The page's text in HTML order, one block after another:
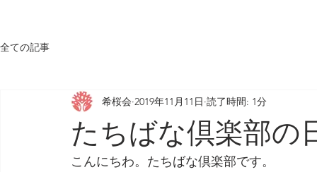
全ての記事
たちばな倶楽部の
希桜会 2019年11月11日 読了時間: 1分
こんにちわ。たちばな倶楽部です。